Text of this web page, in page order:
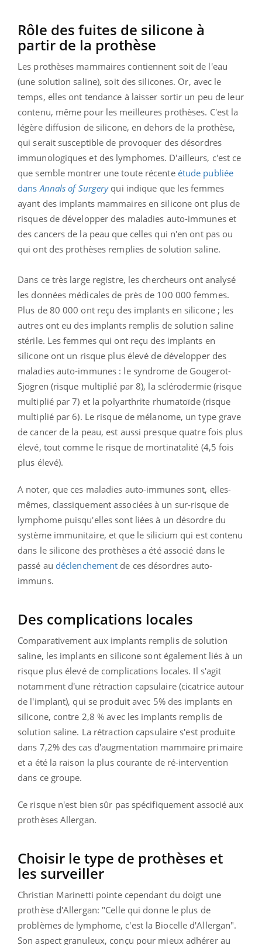
Rôle des fuites de silicone à
partir de la prothèse
Les prothèses mammaires contiennent soit de l'eau
(une solution saline), soit des silicones. Or, avec le
temps, elles ont tendance à laisser sortir un peu de leur
contenu, même pour les meilleures prothèses. C'est la
légère diffusion de silicone, en dehors de la prothèse,
qui serait susceptible de provoquer des désordres
immunologiques et des lymphomes. D'ailleurs, c'est ce
que semble montrer une toute récente étude publiée
dans Annals of Surgeryqui indique que les femmes
ayant des implants mammaires en silicone ont plus de
risques de développer des maladies auto-immunes et
des cancers de la peau que celles qui n'en ont pas ou
qui ont des prothèses remplies de solution saline.
Dans ce très large registre, les chercheurs ont analysé
les données médicales de près de 100 000 femmes.
Plus de 80 000 ont reçu des implants en silicone ; les
autres ont eu des implants remplis de solution saline
stérile. Les femmes qui ont reçu des implants en
silicone ont un risque plus élevé de développer des
maladies auto-immunes : le syndrome de Gougerot-
Sjögren (risque multiplié par 8), la sclérodermie (risque
multiplié par 7) et la polyarthrite rhumatoïde (risque
multiplié par 6). Le risque de mélanome, un type grave
de cancer de la peau, est aussi presque quatre fois plus
élevé, tout comme le risque de mortinatalité (4,5 fois
plus élevé).
A noter, que ces maladies auto-immunes sont, elles-
mêmes, classiquement associées à un sur-risque de
lymphome puisqu'elles sont liées à un désordre du
système immunitaire, et que le silicium qui est contenu
dans le silicone des prothèses a été associé dans le
passé au déclenchement de ces désordres auto-
immuns.
Des complications locales
Comparativement aux implants remplis de solution
saline, les implants en silicone sont également liés à un
risque plus élevé de complications locales. Il s'agit
notamment d'une rétraction capsulaire (cicatrice autour
de l'implant), qui se produit avec 5% des implants en
silicone, contre 2,8 % avec les implants remplis de
solution saline. La rétraction capsulaire s'est produite
dans 7,2% des cas d'augmentation mammaire primaire
et a été la raison la plus courante de ré-intervention
dans ce groupe.
Ce risque n'est bien sûr pas spécifiquement associé aux
prothèses Allergan.
Choisir le type de prothèses et
les surveiller
Christian Marinetti pointe cependant du doigt une
prothèse d'Allergan: "Celle qui donne le plus de
problèmes de lymphome, c'est la Biocelle d'Allergan".
Son aspect granuleux, conçu pour mieux adhérer au